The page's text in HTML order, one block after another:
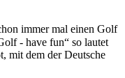
immer mal einen Golf
- have fun“ so lautet
mit dem der Deutsche